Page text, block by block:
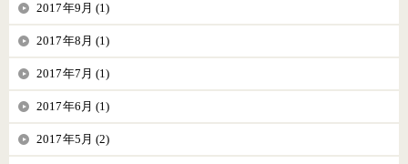
2017年9月 (1)
2017年8月 (1)
2017年7月 (1)
2017年6月 (1)
2017年5月 (2)